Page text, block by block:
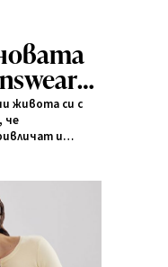
живота си с
че
и
със стила